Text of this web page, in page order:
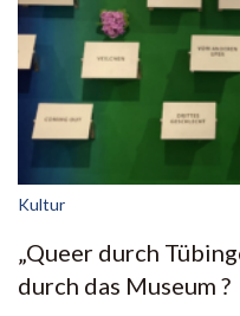
Kultur
„Queer durch
durch das Museum ?